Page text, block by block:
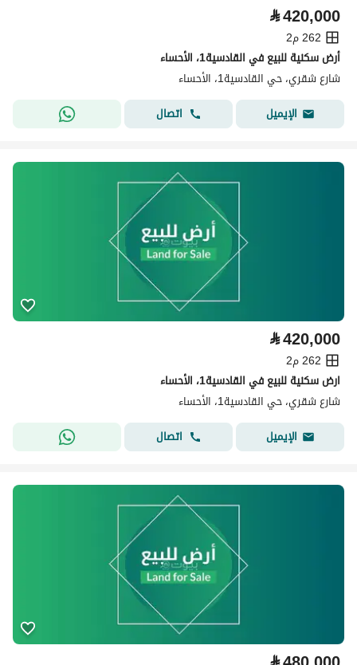
⃁420,000
262 م2
أرض سكنية للبيع في القادسية1، الأحساء
شارع شقري، حي القادسية1، الأحساء
الإيميل
اتصال
⃁420,000
262 م2
ارض سكنية للبيع في القادسية1، الأحساء
شارع شقري، حي القادسية1، الأحساء
الإيميل
اتصال